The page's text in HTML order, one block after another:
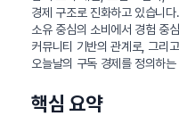
경제 구조로 진화하고 있습니다.
소유 중심의 소비에서 경험 중
커뮤니티 기반의 관계로, 그리
오늘날의 구독 경제를 정의하
핵심 요약